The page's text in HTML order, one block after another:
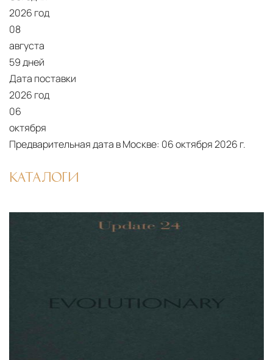
2026 год
08
августа
59 дней
Дата поставки
2026 год
06
октября
Предварительная дата в Москве: 06 октября 2026 г.
КАТАЛОГИ